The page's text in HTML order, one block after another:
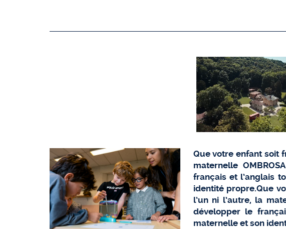
Que votre enfant soit
maternelle
français et l’anglais
identité propre.Que
l’un ni l’autre, la
développer le
maternelle et son